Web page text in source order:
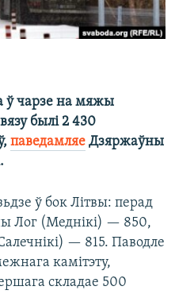
ў чарзе на мяжы
былі 2 430
паведамляе Дзяржаўны
ў бок Літвы: перад
Лог (Меднікі) — 850,
— 815. Паводле
камітэту,
складае 500